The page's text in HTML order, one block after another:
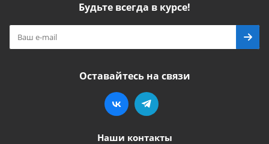
Будьте всегда в курсе!
Оставайтесь на связи
Наши контакты